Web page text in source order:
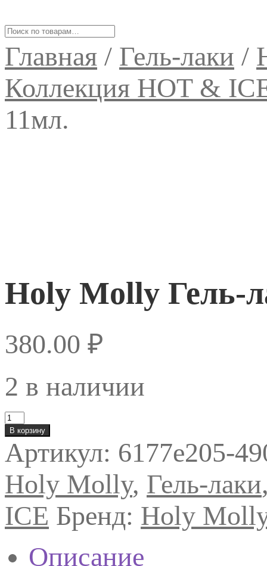
Главная / Гель-лаки /
Коллекция HOT &
11мл.
Holy Molly Гель-
380.00 ₽
2 в наличии
Количество
товара
Holy
Molly
Гель-
HOT
ICE
5,
В корзину
Артикул: 6177e205-
Holy Molly, Гель-лаки
ICE Бренд: Holy
Описание